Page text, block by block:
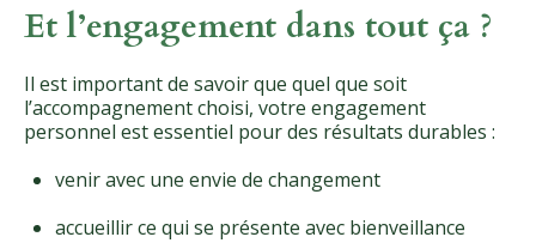
Et l’engagement dans tout ça ?
Il est important de savoir que quel que soit
l’accompagnement choisi, votre engagement
personnel est essentiel pour des résultats durables :
venir avec une envie de changement
accueillir ce qui se présente avec bienveillance